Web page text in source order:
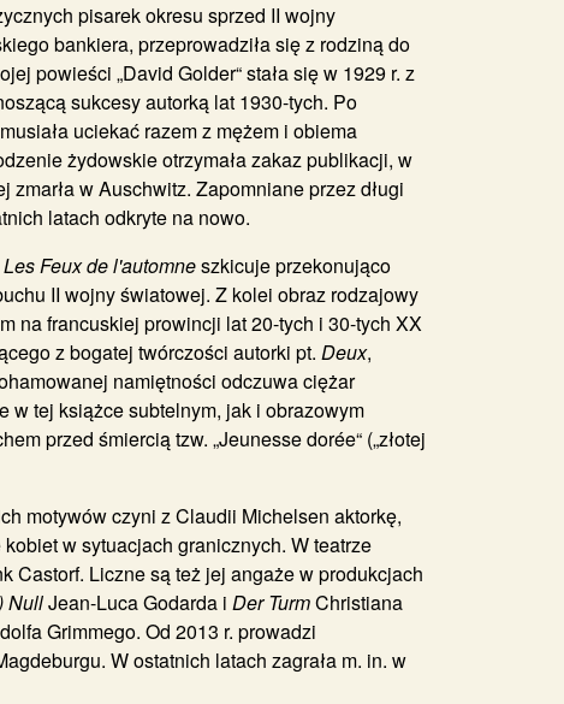
pisarek okresu sprzed II wojny
bankiera, przeprowadziła się z rodziną do
powieści „David Golder“ stała się w 1929 r. z
sukcesy autorką lat 1930-tych. Po
uciekać razem z mężem i obiema
żydowskie otrzymała zakaz publikacji, w
w Auschwitz. Zapomniane przez długi
latach odkryte na nowo.
Les Feux de l'automneszkicuje przekonująco
II wojny światowej. Z kolei obraz rodzajowy
na francuskiej prowincji lat 20-tych i 30-tych XX
z bogatej twórczości autorki pt. Deux,
namiętności odczuwa ciężar
w tej książce subtelnym, jak i obrazowym
przed śmiercią tzw. „Jeunesse dorée“ („złotej
motywów czyni zClaudii Michelsen aktorkę,
w sytuacjach granicznych. W teatrze
Castorf. Liczne są też jej angaże w produkcjach
NullJean-Luca Godarda i Der TurmChristiana
Grimmego. Od 2013 r. prowadzi
W ostatnich latach zagrała m. in. w